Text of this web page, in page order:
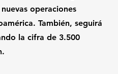
operaciones
También, seguirá
la cifra de 3.500